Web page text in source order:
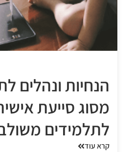
הנחיות ונהלים
מסוג סייעת
לתלמידים
קרא עוד